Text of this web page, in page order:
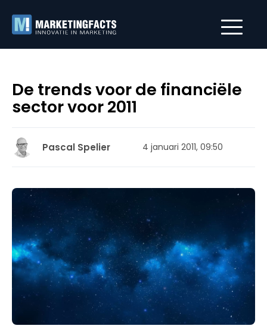
De trends voor de financiële
sector voor 2011
Pascal Spelier 4 januari 2011, 09:50